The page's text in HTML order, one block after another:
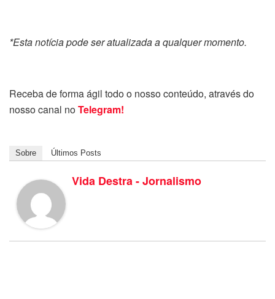
*Esta notícia pode ser atualizada a qualquer momento.
Receba de forma ágil todo o nosso conteúdo, através do
nosso canal noTelegram!
Sobre Últimos Posts
Vida Destra - Jornalismo